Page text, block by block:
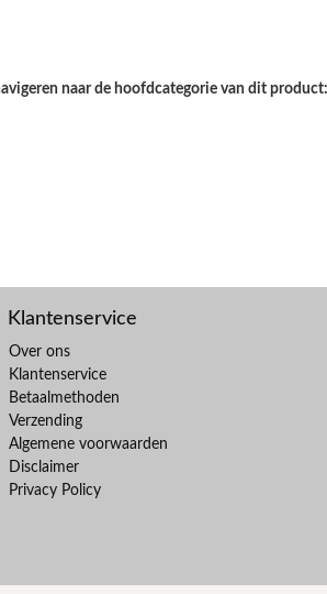
naar de hoofdcategorie van dit product:
Klantenservice
Over ons
Klantenservice
Betaalmethoden
Verzending
Algemene voorwaarden
Disclaimer
Privacy Policy